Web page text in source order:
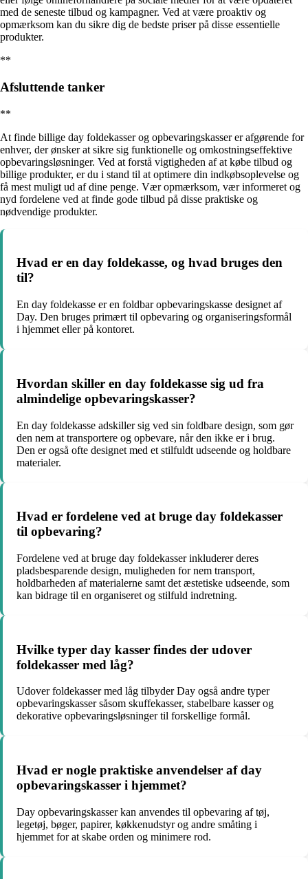
med de seneste tilbud og kampagner. Ved at være proaktiv og
opmærksom kan du sikre dig de bedste priser på disse essentielle
produkter.
**
Afsluttende tanker
**
At finde billige day foldekasser og opbevaringskasser er afgørende for
enhver, der ønsker at sikre sig funktionelle og omkostningseffektive
opbevaringsløsninger. Ved at forstå vigtigheden af at købe tilbud og
billige produkter, er du i stand til at optimere din indkøbsoplevelse og
få mest muligt ud af dine penge. Vær opmærksom, vær informeret og
nyd fordelene ved at finde gode tilbud på disse praktiske og
nødvendige produkter.
Hvad er en day foldekasse, og hvad bruges den
til?
En day foldekasse er en foldbar opbevaringskasse designet af
Day. Den bruges primært til opbevaring og organiseringsformål
i hjemmet eller på kontoret.
Hvordan skiller en day foldekasse sig ud fra
almindelige opbevaringskasser?
En day foldekasse adskiller sig ved sin foldbare design, som gør
den nem at transportere og opbevare, når den ikke er i brug.
Den er også ofte designet med et stilfuldt udseende og holdbare
materialer.
Hvad er fordelene ved at bruge day foldekasser
til opbevaring?
Fordelene ved at bruge day foldekasser inkluderer deres
pladsbesparende design, muligheden for nem transport,
holdbarheden af materialerne samt det æstetiske udseende, som
kan bidrage til en organiseret og stilfuld indretning.
Hvilke typer day kasser findes der udover
foldekasser med låg?
Udover foldekasser med låg tilbyder Day også andre typer
opbevaringskasser såsom skuffekasser, stabelbare kasser og
dekorative opbevaringsløsninger til forskellige formål.
Hvad er nogle praktiske anvendelser af day
opbevaringskasser i hjemmet?
Day opbevaringskasser kan anvendes til opbevaring af tøj,
legetøj, bøger, papirer, køkkenudstyr og andre småting i
hjemmet for at skabe orden og minimere rod.